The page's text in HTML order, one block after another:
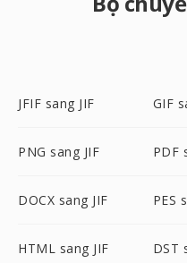
JFIF sang JIF GIF
PNG sang JIF PDF
DOCX sang JIF PES
HTML sang JIF DST